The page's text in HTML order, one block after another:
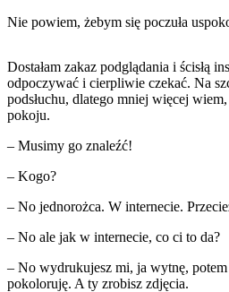
Nie powiem, żebym się poczuła
Dostałam zakaz podglądania i ścisłą
odpoczywać i cierpliwie czekać. Na
podsłuchu, dlatego mniej więcej
pokoju.
– Musimy go znaleźć!
– Kogo?
– No jednorożca. W internecie.
– No ale jak w internecie, co ci to da?
– No wydrukujesz mi, ja wytnę,
pokoloruję. A ty zrobisz zdjęcia.